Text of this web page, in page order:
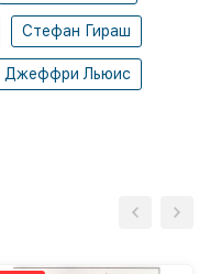
Стефан Гираш
Джеффри Льюис